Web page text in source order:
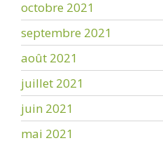
octobre 2021
septembre 2021
août 2021
juillet 2021
juin 2021
mai 2021